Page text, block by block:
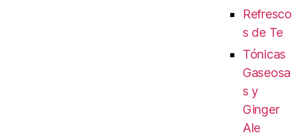
Refresco
s de Te
Tónicas
Gaseosa
s y
Ginger
Ale